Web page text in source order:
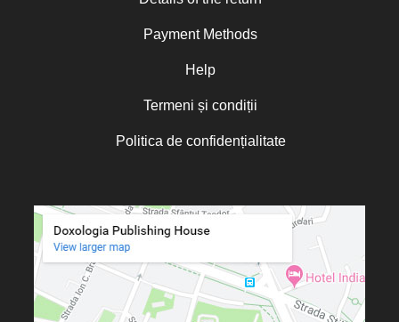
Payment Methods
Help
Termeni și condiții
Politica de confidențialitate